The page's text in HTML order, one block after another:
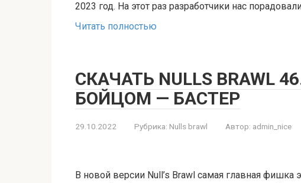
2023 год. На этот раз разработчики нас
Читать полностью
СКАЧАТЬ NULLS BRAWL
БОЙЦОМ — БАСТЕР
29.10.2022 Рубрика: Nulls brawl Автор: admin_nice
В новой версии Null’s Brawl самая главная фишка